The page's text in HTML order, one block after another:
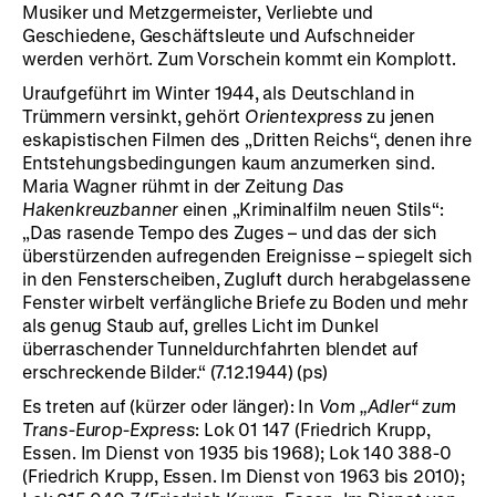
Musiker und Metzgermeister, Verliebte und
Geschiedene, Geschäftsleute und Aufschneider
werden verhört. Zum Vorschein kommt ein Komplott.
Uraufgeführt im Winter 1944, als Deutschland in
Trümmern versinkt, gehört Orientexpress zu jenen
eskapistischen Filmen des „Dritten Reichs“, denen ihre
Entstehungsbedingungen kaum anzumerken sind.
Maria Wagner rühmt in der Zeitung Das
Hakenkreuzbannereinen „Kriminalfilm neuen Stils“:
„Das rasende Tempo des Zuges – und das der sich
überstürzenden aufregenden Ereignisse – spiegelt sich
in den Fensterscheiben, Zugluft durch herabgelassene
Fenster wirbelt verfängliche Briefe zu Boden und mehr
als genug Staub auf, grelles Licht im Dunkel
überraschender Tunneldurchfahrten blendet auf
erschreckende Bilder.“ (7.12.1944) (ps)
Es treten auf (kürzer oder länger): In Vom „Adler“ zum
Trans-Europ-Express: Lok 01 147 (Friedrich Krupp,
Essen. Im Dienst von 1935 bis 1968); Lok 140 388-0
(Friedrich Krupp, Essen. Im Dienst von 1963 bis 2010);